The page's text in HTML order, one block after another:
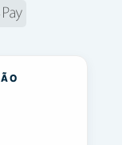
Apple